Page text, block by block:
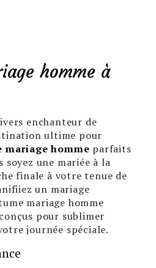
homme à
enchanteur de
ultime pour
mariage homme parfaits
soyez une mariée à la
finale à votre tenue de
un mariage
mariage homme
pour sublimer
journée spéciale.